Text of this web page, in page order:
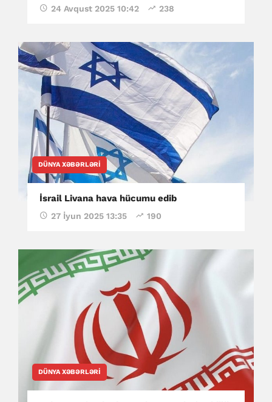
24 Avqust 2025 10:42 238
DÜNYA XƏBƏRLƏRI
İsrail Livana hava hücumu edib
27 İyun 2025 13:35 190
DÜNYA XƏBƏRLƏRI